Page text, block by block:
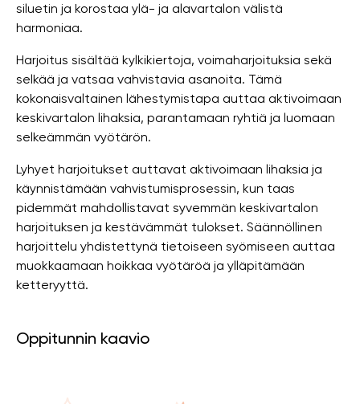
siluetin ja korostaa ylä- ja alavartalon välistä
harmoniaa.
Harjoitus sisältää kylkikiertoja, voimaharjoituksia sekä
selkää ja vatsaa vahvistavia asanoita. Tämä
kokonaisvaltainen lähestymistapa auttaa aktivoimaan
keskivartalon lihaksia, parantamaan ryhtiä ja luomaan
selkeämmän vyötärön.
Lyhyet harjoitukset auttavat aktivoimaan lihaksia ja
käynnistämään vahvistumisprosessin, kun taas
pidemmät mahdollistavat syvemmän keskivartalon
harjoituksen ja kestävämmät tulokset. Säännöllinen
harjoittelu yhdistettynä tietoiseen syömiseen auttaa
muokkaamaan hoikkaa vyötäröä ja ylläpitämään
ketteryyttä.
Oppitunnin kaavio